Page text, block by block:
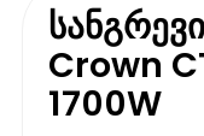
Crown
1700W